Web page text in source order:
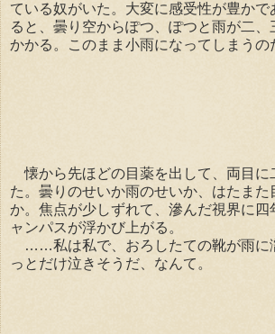
ている奴がいた。大変に感受性が豊かで
ると、曇り空からぽつ、ぽつと雨が二、
かかる。このまま小雨になってしまうの
懐から先ほどの目薬を出して、両目に
た。曇りのせいか雨のせいか、はたまた
か。焦点が少しずれて、滲んだ視界に四
ャンパスが浮かび上がる。
……私は私で、おろしたての靴が雨に
っとだけ泣きそうだ、なんて。